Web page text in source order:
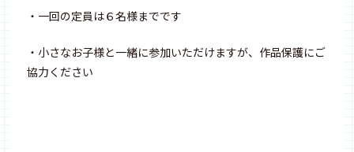
・一回の定員は６名様までです
・小さなお子様と一緒に参加いただけますが、作品保護にご
協力ください